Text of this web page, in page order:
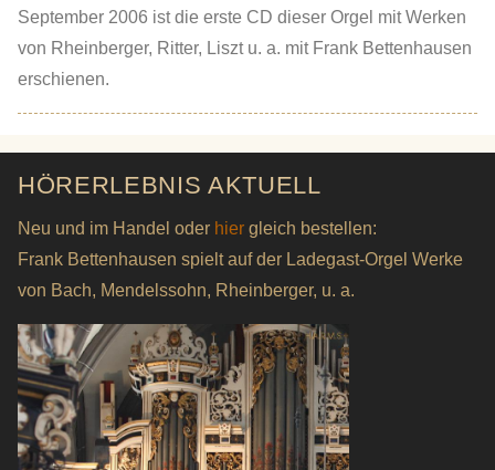
September 2006 ist die erste CD dieser Orgel mit Werken
von Rheinberger, Ritter, Liszt u. a. mit Frank Bettenhausen
erschienen.
HÖRERLEBNIS AKTUELL
Neu und im Handel oder hier gleich bestellen:
Frank Bettenhausen spielt auf der Ladegast-Orgel Werke
von Bach, Mendelssohn, Rheinberger, u. a.